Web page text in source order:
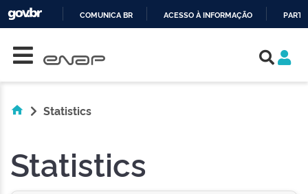
COMUNICA BR ACESSO À INFORMAÇÃO
Statistics
Statistics